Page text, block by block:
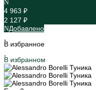
4 963 ₽
2 127 ₽
Добавлено
В избранное
В избранном